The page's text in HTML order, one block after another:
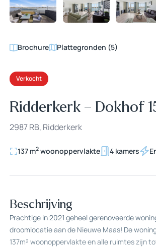
Brochure Plattegronden (5)
Verkocht
Ridderkerk – Dokhof
2987 RB, Ridderkerk
137 m2 woonoppervlakte 4 kamers
Beschrijving
Prachtige in 2021 geheel gerenoveerde
droomlocatie aan de Nieuwe Maas! De
137m² woonoppervlakte en alle ruimtes zijn